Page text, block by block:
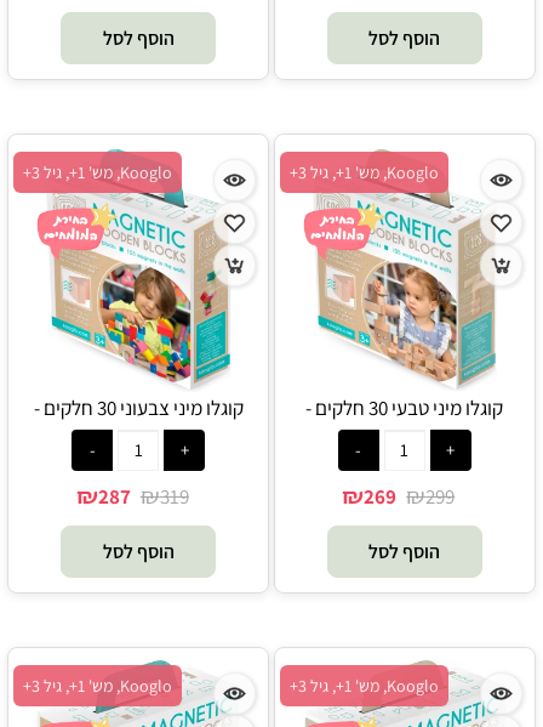
הוסף לסל הוסף לסל
Kooglo, מש' 1+, גיל 3+
קוגלו מיני טבעי 30 חלקים -
Kooglo
₪299
₪269
הוסף לסל
Kooglo, מש' 1+, גיל 3+
קוגלו מיני צבעוני 30 חלקים -
Kooglo
₪319
₪287
הוסף לסל
Kooglo, מש' 1+, גיל 3+ Kooglo, מש' 1+, גיל 3+